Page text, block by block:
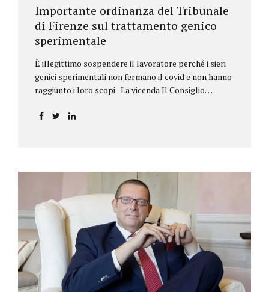
Importante ordinanza del Tribunale
di Firenze sul trattamento genico
sperimentale
È illegittimo sospendere il lavoratore perché i sieri
genici sperimentali non fermano il covid e non hanno
raggiunto i loro scopi La vicenda Il Consiglio
alla sospensione di una propria iscritta, a causa del
76/2021. La psicologa ricorreva in via d’urgenza al
Tribunale di Firenze per chiedere la sospensione di
tale provvedimento, gravemente pregiudizievole per
la propria persona, in quanto impeditivo dello
svolgimento della libera professione. Per il Giudice
fiorentino, Dott.ssa Susanna Zanda, il
provvedimento assunto dal Consiglio lede...